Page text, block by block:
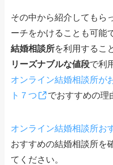
その中から紹介してもら
ーチをかけることも可能
結婚相談所を利用するこ
リーズナブルな値段で利
オンライン結婚相談所が
ト７つ
でおすすめの理
オンライン結婚相談所お
おすすめの結婚相談所を
てください。